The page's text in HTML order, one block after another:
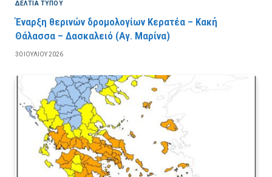
ΔΕΛΤΙΑ ΤΥΠΟΥ
Έναρξη θερινών δρομολογίων Κερατέα – Κακή
Θάλασσα – Δασκαλειό (Αγ. Μαρίνα)
30 ΙΟΥΛΊΟΥ 2026